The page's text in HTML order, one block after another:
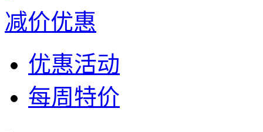
减价优惠
优惠活动
每周特价